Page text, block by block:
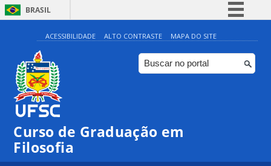
BRASIL
Simplifique!
Comunica BR
Participe
Canais
ACESSIBILIDADE ALTO CONTRASTE MAPA DO SITE
Curso de Graduação em
Filosofia